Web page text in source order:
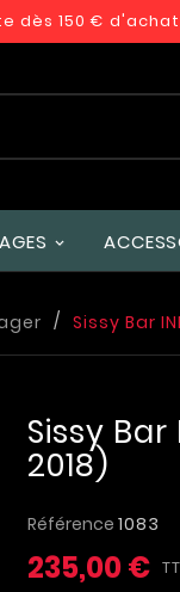
dès 150 € d'achat
Sissy Bar
Sissy Bar
2018)
Référence 1083
235,00 €